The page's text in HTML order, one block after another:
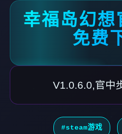
幸福岛幻想
免费
V1.0.6.0,官中
#steam游戏